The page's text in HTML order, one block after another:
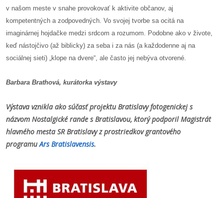
v našom meste v snahe provokovať k aktivite občanov, aj
kompetentných a zodpovedných. Vo svojej tvorbe sa ocitá na
imaginárnej hojdačke medzi srdcom a rozumom. Podobne ako v živote,
keď nástojčivo (až biblicky) za seba i za nás (a každodenne aj na
sociálnej sieti) „klope na dvere“, ale často jej nebýva otvorené.
Barbara Brathová, kurátorka výstavy
Výstava vznikla ako súčasť projektu Bratislavy fotogenickej s
názvom Nostalgické rande s Bratislavou, ktorý podporil Magistrát
hlavného mesta SR Bratislavy z prostriedkov grantového
programuArs Bratislavensis.